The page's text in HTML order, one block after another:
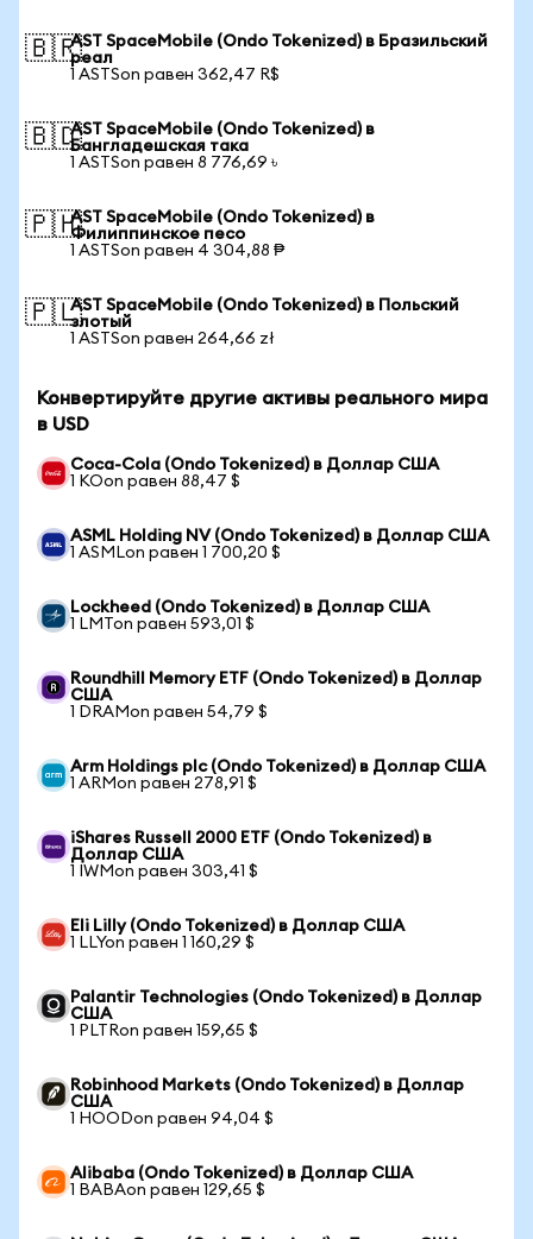
🇧🇷AST SpaceMobile (Ondo Tokenized) в Бразильский
реал
1 ASTSon равен 362,47 R$
🇧🇩AST SpaceMobile (Ondo Tokenized) в
Бангладешская така
1 ASTSon равен 8 776,69 ৳
🇵🇭AST SpaceMobile (Ondo Tokenized) в
Филиппинское песо
1 ASTSon равен 4 304,88 ₱
🇵🇱AST SpaceMobile (Ondo Tokenized) в Польский
злотый
1 ASTSon равен 264,66 zł
Конвертируйте другие активы реального мира
в USD
Coca-Cola (Ondo Tokenized) в Доллар США
1 KOon равен 88,47 $
ASML Holding NV (Ondo Tokenized) в Доллар США
1 ASMLon равен 1 700,20 $
Lockheed (Ondo Tokenized) в Доллар США
1 LMTon равен 593,01 $
Roundhill Memory ETF (Ondo Tokenized) в Доллар
США
1 DRAMon равен 54,79 $
Arm Holdings plc (Ondo Tokenized) в Доллар США
1 ARMon равен 278,91 $
iShares Russell 2000 ETF (Ondo Tokenized) в
Доллар США
1 IWMon равен 303,41 $
Eli Lilly (Ondo Tokenized) в Доллар США
1 LLYon равен 1 160,29 $
Palantir Technologies (Ondo Tokenized) в Доллар
США
1 PLTRon равен 159,65 $
Robinhood Markets (Ondo Tokenized) в Доллар
США
1 HOODon равен 94,04 $
Alibaba (Ondo Tokenized) в Доллар США
1 BABAon равен 129,65 $